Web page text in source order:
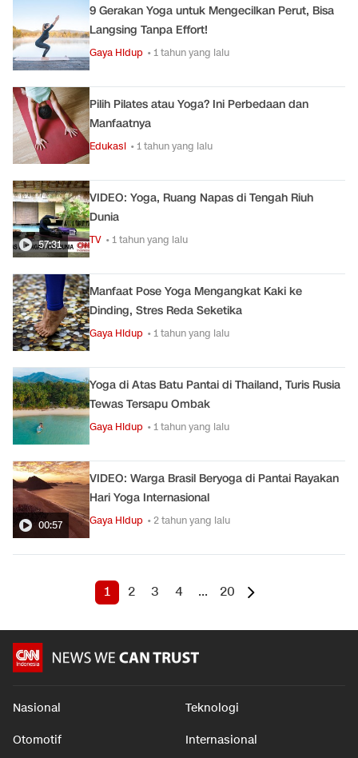
9 Gerakan Yoga untuk Mengecilkan Perut, Bisa
Langsing Tanpa Effort!
Gaya Hidup • 1 tahun yang lalu
Pilih Pilates atau Yoga? Ini Perbedaan dan
Manfaatnya
Edukasi • 1 tahun yang lalu
57:31
VIDEO: Yoga, Ruang Napas di Tengah Riuh
Dunia
TV • 1 tahun yang lalu
Manfaat Pose Yoga Mengangkat Kaki ke
Dinding, Stres Reda Seketika
Gaya Hidup • 1 tahun yang lalu
Yoga di Atas Batu Pantai di Thailand, Turis Rusia
Tewas Tersapu Ombak
Gaya Hidup • 1 tahun yang lalu
00:57
VIDEO: Warga Brasil Beryoga di Pantai Rayakan
Hari Yoga Internasional
Gaya Hidup • 2 tahun yang lalu
1 2 3 4 ... 20
Nasional Teknologi
Otomotif Internasional